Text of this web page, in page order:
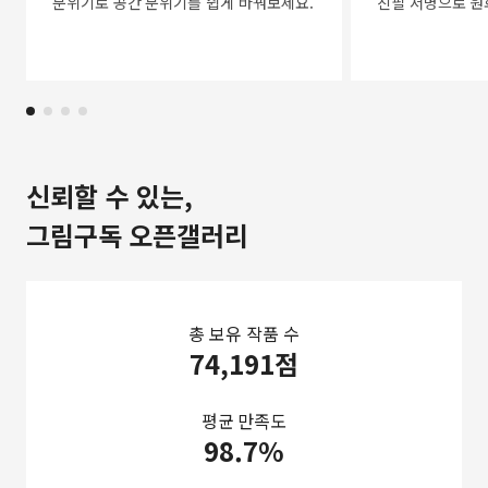
신뢰할 수 있는,
그림구독 오픈갤러리
총 보유 작품 수
74,191점
평균 만족도
98.7%